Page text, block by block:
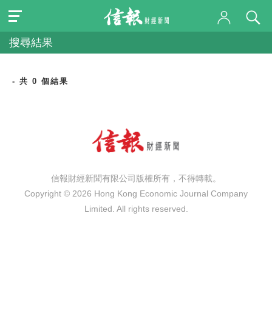
搜尋結果
- 共 0 個結果
信報財經新聞有限公司版權所有，不得轉載。
Copyright © 2026 Hong Kong Economic Journal Company
Limited. All rights reserved.